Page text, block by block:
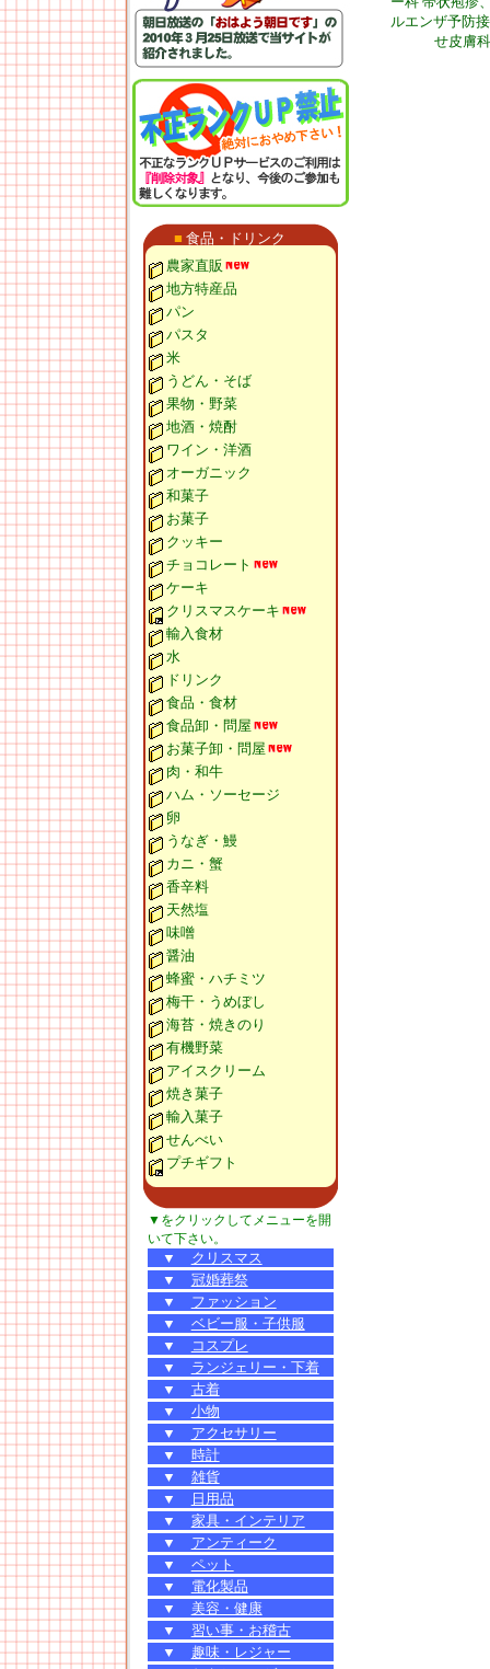
■ 食品・ドリンク
農家直販
地方特産品
パン
パスタ
米
うどん・そば
果物・野菜
地酒・焼酎
ワイン・洋酒
オーガニック
和菓子
お菓子
クッキー
チョコレート
ケーキ
クリスマスケーキ
輸入食材
水
ドリンク
食品・食材
食品卸・問屋
お菓子卸・問屋
肉・和牛
ハム・ソーセージ
卵
うなぎ・鰻
カニ・蟹
香辛料
天然塩
味噌
醤油
蜂蜜・ハチミツ
梅干・うめぼし
海苔・焼きのり
有機野菜
アイスクリーム
焼き菓子
輸入菓子
せんべい
プチギフト
▼をクリックしてメニューを開
いて下さい。
▼
クリスマス
▼
冠婚葬祭
▼
ファッション
▼
ベビー服・子供服
▼
コスプレ
▼
ランジェリー・下着
▼
古着
▼
小物
▼
アクセサリー
▼
時計
▼
雑貨
▼
日用品
▼
家具・インテリア
▼
アンティーク
▼
ペット
▼
電化製品
▼
美容・健康
▼
習い事・お稽古
▼
趣味・レジャー
ルエンザ予防
せ皮膚科